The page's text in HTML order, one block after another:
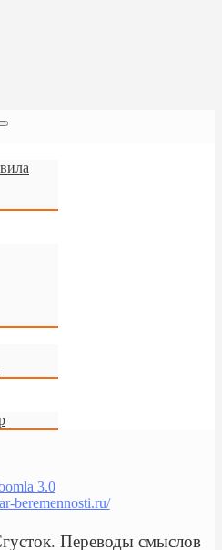
3.0
beremennosti.ru/
Переводы смыслов